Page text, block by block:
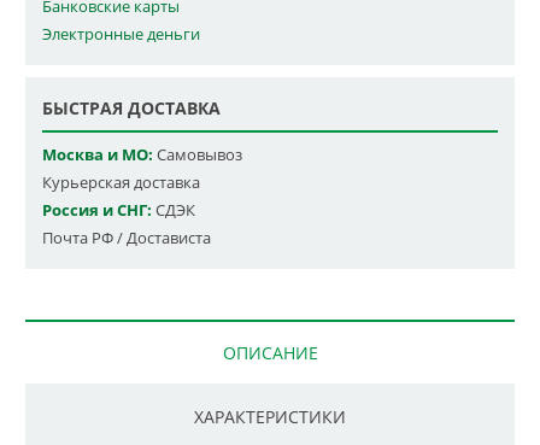
Банковские карты
Электронные деньги
БЫСТРАЯ ДОСТАВКА
Москва и МО: Самовывоз
Курьерская доставка
Россия и СНГ: СДЭК
Почта РФ / Достависта
ОПИСАНИЕ
ХАРАКТЕРИСТИКИ